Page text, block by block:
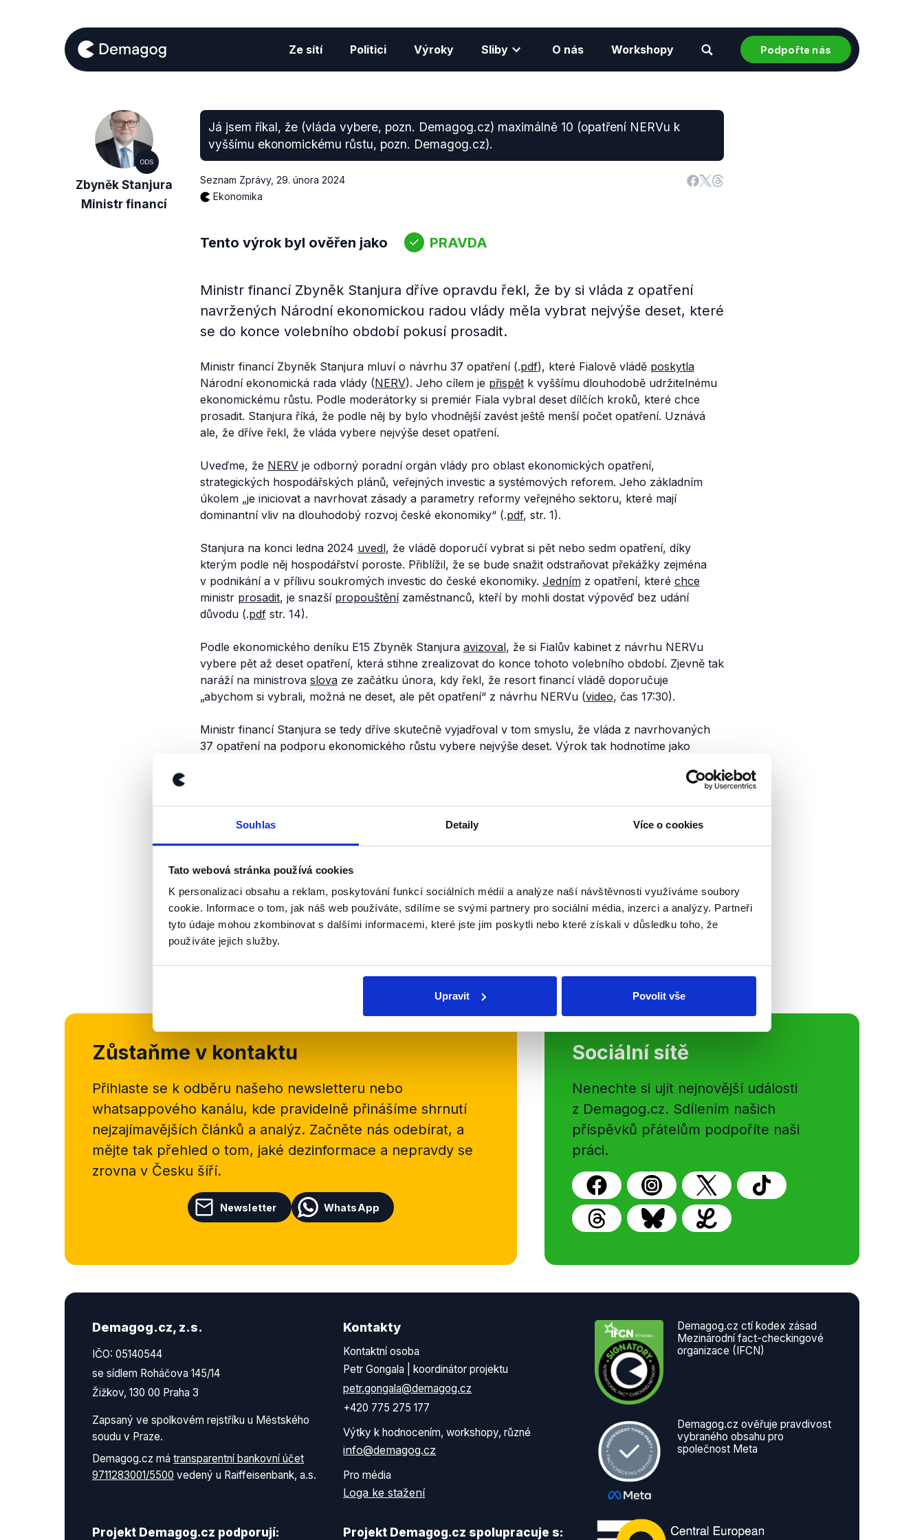
Souhlas Detaily Více o cookies
Tato webová stránka používá cookies
K personalizaci obsahu a reklam, poskytování funkcí sociálních médií a analýze naší návštěvnosti využíváme soubory
cookie. Informace o tom, jak náš web používáte, sdílíme se svými partnery pro sociální média, inzerci a analýzy. Partneři
tyto údaje mohou zkombinovat s dalšími informacemi, které jste jim poskytli nebo které získali v důsledku toho, že
používáte jejich služby.
Upravit Povolit vše
Ze sítí Politici Výroky Sliby O nás Workshopy Podpořte nás
ODS
Zbyněk Stanjura
Ministr financí
Já jsem říkal, že (vláda vybere, pozn. Demagog.cz) maximálně 10 (opatření NERVu k
vyššímu ekonomickému růstu, pozn. Demagog.cz).
Seznam Zprávy, 29. února 2024
Ekonomika
Tento výrok byl ověřen jako PRAVDA
Ministr financí Zbyněk Stanjura dříve opravdu řekl, že by si vláda z opatření
navržených Národní ekonomickou radou vlády měla vybrat nejvýše deset, které
se do konce volebního období pokusí prosadit.
Ministr financí Zbyněk Stanjura mluví o návrhu 37 opatření (.pdf), které Fialově vládě poskytla
Národní ekonomická rada vlády (NERV). Jeho cílem je přispětk vyššímu dlouhodobě udržitelnému
ekonomickému růstu. Podle moderátorky si premiér Fiala vybral deset dílčích kroků, které chce
prosadit. Stanjura říká, že podle něj by bylo vhodnější zavést ještě menší počet opatření. Uznává
ale, že dříve řekl, že vláda vybere nejvýše deset opatření.
Uveďme, že NERVje odborný poradní orgán vlády pro oblast ekonomických opatření,
strategických hospodářských plánů, veřejných investic a systémových reforem. Jeho základním
úkolem „je iniciovat a navrhovat zásady a parametry reformy veřejného sektoru, které mají
dominantní vliv na dlouhodobý rozvoj české ekonomiky“ (.pdf, str. 1).
Stanjura na konci ledna 2024 uvedl, že vládě doporučí vybrat si pět nebo sedm opatření, díky
kterým podle něj hospodářství poroste. Přiblížil, že se bude snažit odstraňovat překážky zejména
v podnikání a v přílivu soukromých investic do české ekonomiky. Jednímz opatření, které chce
ministr prosadit, je snazší propouštěnízaměstnanců, kteří by mohli dostat výpověď bez udání
důvodu (.pdfstr. 14).
Podle ekonomického deníku E15 Zbyněk Stanjura avizoval, že si Fialův kabinet z návrhu NERVu
vybere pět až deset opatření, která stihne zrealizovat do konce tohoto volebního období. Zjevně tak
naráží na ministrova slovaze začátku února, kdy řekl, že resort financí vládě doporučuje
„abychom si vybrali, možná ne deset, ale pět opatření“z návrhu NERVu (video, čas 17:30).
Ministr financí Stanjura se tedy dříve skutečně vyjadřoval v tom smyslu, že vláda z navrhovaných
37 opatření na podporu ekonomického růstu vybere nejvýše deset. Výrok tak hodnotíme jako
Výrok jsme zmínili
OVĚŘENO
Vzestup a pád windfall tax
Ministr financí Zbyněk Stanjura v rozhovoru pro
Seznam Zprávy mluvil o mimořádných příjmech
a výdajích státu spojených především s windfall tax,
Zůstaňme v kontaktu
Přihlaste se k odběru našeho newsletteru nebo
whatsappového kanálu, kde pravidelně přinášíme shrnutí
nejzajímavějších článků a analýz. Začněte nás odebírat, a
mějte tak přehled o tom, jaké dezinformace a nepravdy se
zrovna v Česku šíří.
Newsletter WhatsApp
Sociální sítě
Nenechte si ujít nejnovější události
z Demagog.cz. Sdílením našich
příspěvků přátelům podpoříte naši
práci.
Demagog.cz, z.s.
IČO: 05140544
se sídlem Roháčova 145/14
Žižkov, 130 00 Praha 3
Zapsaný ve spolkovém rejstříku u Městského
soudu v Praze.
Demagog.cz má transparentní bankovní účet
9711283001/5500 vedený u Raiffeisenbank, a.s.
Kontakty
Kontaktní osoba
Petr Gongala | koordinátor projektu
petr.gongala@demagog.cz
+420 775 275 177
Výtky k hodnocením, workshopy, různé
info@demagog.cz
Pro média
Loga ke stažení
Projekt Demagog.cz podporují: Projekt Demagog.cz spolupracuje s:
Demagog.cz ctí kodex zásad
Mezinárodní fact-checkingové
organizace (IFCN)
Demagog.cz ověřuje pravdivost
vybraného obsahu pro
společnost Meta